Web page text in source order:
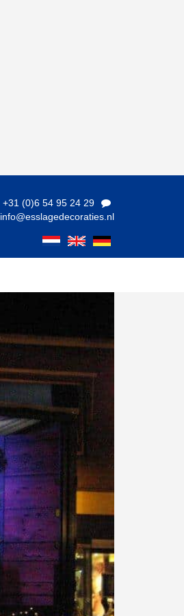
+31 (0)6 54 95 24 29
info@esslagedecoraties.nl